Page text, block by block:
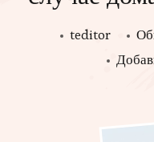
teditor